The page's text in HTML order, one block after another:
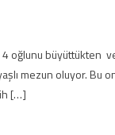
4 oğlunu büyüttükten
mezun oluyor. Bu
[…]